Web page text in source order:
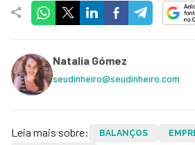
Natalia Gómez
seudinheiro@seudinheiro.com
Leia mais sobre: BALANÇOS